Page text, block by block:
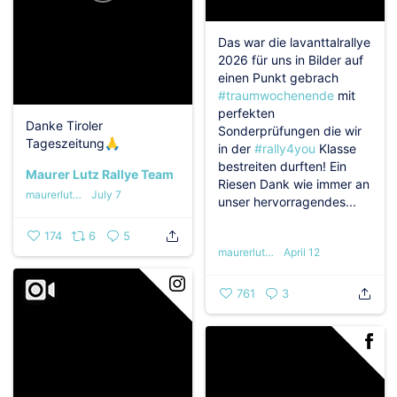
Das war die lavanttalrallye
2026 für uns in Bilder auf
einen Punkt gebrach
#traumwochenende mit
perfekten
Sonderprüfungen die wir
in der#rally4you Klasse
bestreiten durften! Ein
Riesen Dank wie immer an
unser hervorragendes...
maurerlutzrallyeteam April 12
761 3
Danke Tiroler
Tageszeitung🙏
Maurer Lutz Rallye Team
maurerlutzrallyeteam July 7
174 6 5